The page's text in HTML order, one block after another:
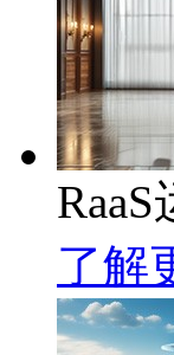
了解